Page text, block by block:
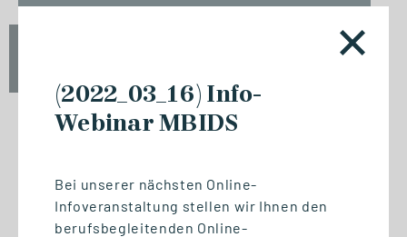
Experttalk: Future-Ready
Leadership - Mensch & KI
(2022_03_16) Info-
Webinar MBIDS
Bei unserer nächsten Online-
Infoveranstaltung stellen wir Ihnen den
berufsbegleitenden Online-